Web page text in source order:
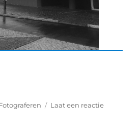
Laat een reactie